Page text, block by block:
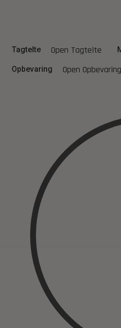
Tagtelte Open Tagtelte
Opbevaring Open Opbevaring